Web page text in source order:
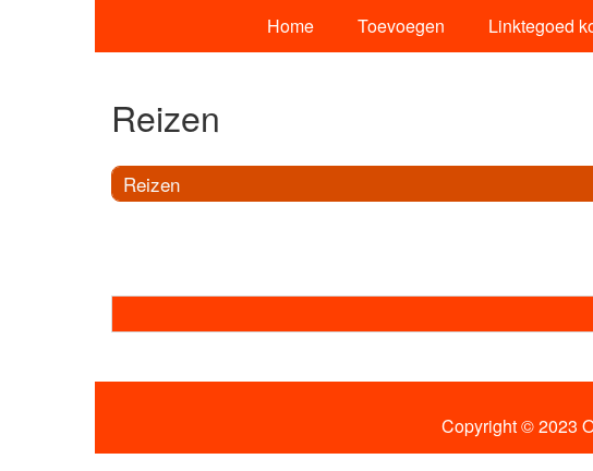
Home Toevoegen Linktegoed
Reizen
Reizen
Copyright © 2023